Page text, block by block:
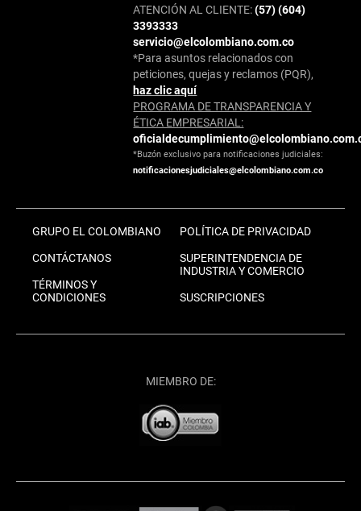
ATENCIÓN AL CLIENTE:(57) (604)
3393333
servicio@elcolombiano.com.co
*Para asuntos relacionados con
peticiones, quejas y reclamos (PQR),
haz clic aquí
PROGRAMA DE TRANSPARENCIA Y
ÉTICA EMPRESARIAL:
*Buzón exclusivo para notificaciones judiciales:
notificacionesjudiciales@elcolombiano.com.co
GRUPO EL COLOMBIANO
CONTÁCTANOS
TÉRMINOS Y
CONDICIONES
POLÍTICA DE PRIVACIDAD
SUPERINTENDENCIA DE
INDUSTRIA Y COMERCIO
SUSCRIPCIONES
MIEMBRO DE: